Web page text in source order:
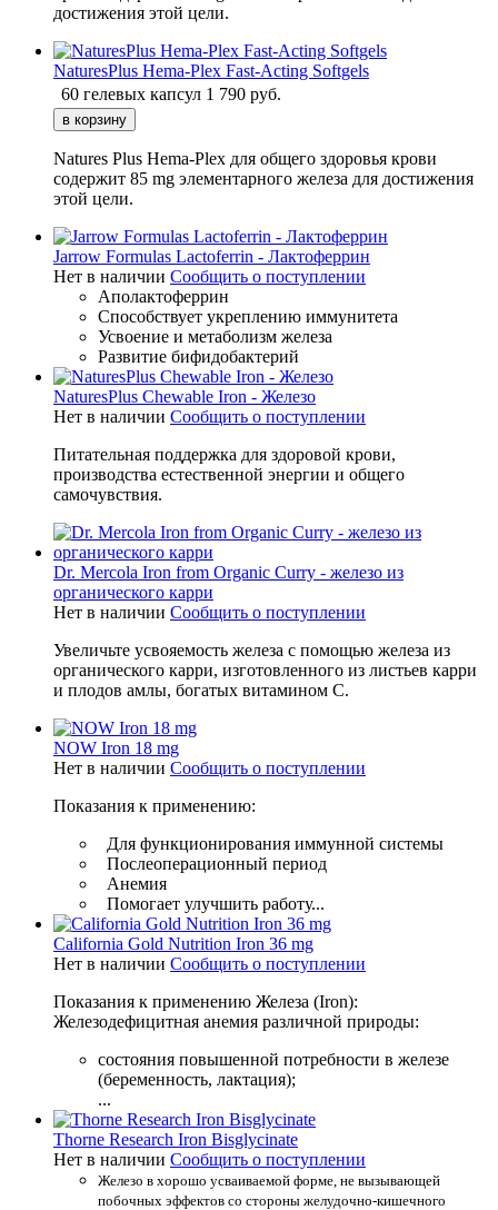
достижения этой цели.
NaturesPlus Hema-Plex Fast-Acting Softgels
60 гелевых капсул 1 790 руб.
Natures Plus Hema-Plex для общего здоровья крови
содержит 85 mg элементарного железа для достижения
этой цели.
Jarrow Formulas Lactoferrin - Лактоферрин
Нет в наличии Сообщить о поступлении
Аполактоферрин
Способствует укреплению иммунитета
Усвоение и метаболизм железа
Развитие бифидобактерий
NaturesPlus Chewable Iron - Железо
Нет в наличии Сообщить о поступлении
Питательная поддержка для здоровой крови,
производства естественной энергии и общего
самочувствия.
Dr. Mercola Iron from Organic Curry - железо из
органического карри
Нет в наличии Сообщить о поступлении
Увеличьте усвояемость железа с помощью железа из
органического карри, изготовленного из листьев карри
и плодов амлы, богатых витамином С.
NOW Iron 18 mg
Нет в наличии Сообщить о поступлении
Показания к применению:
Для функционирования иммунной системы
Послеоперационный период
Анемия
Помогает улучшить работу...
California Gold Nutrition Iron 36 mg
Нет в наличии Сообщить о поступлении
Показания к применению Железа (Iron):
Железодефицитная анемия различной природы:
состояния повышенной потребности в железе
(беременность, лактация);
...
Thorne Research Iron Bisglycinate
Нет в наличии Сообщить о поступлении
Железо в хорошо усваиваемой форме, не вызывающей
побочных эффектов со стороны желудочно-кишечного